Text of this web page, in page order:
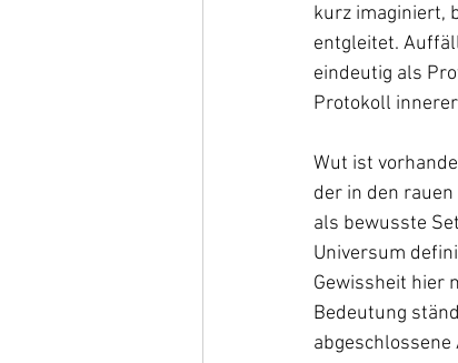
kurz imaginiert,
entgleitet.
eindeutig als
Protokoll
Wut ist
der in den
als bewusste
Universum
Gewissheit hier
Bedeutung
abgeschlossene